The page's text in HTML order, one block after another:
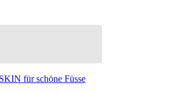
für schöne Füsse